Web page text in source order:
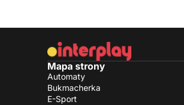
Mapa strony
Automaty
Bukmacherka
E-Sport